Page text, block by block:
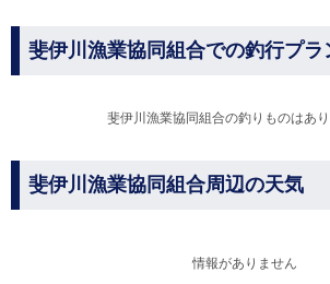
斐伊川漁業協同組合での釣行プラ
斐伊川漁業協同組合の釣りものはあり
斐伊川漁業協同組合周辺の天気
情報がありません